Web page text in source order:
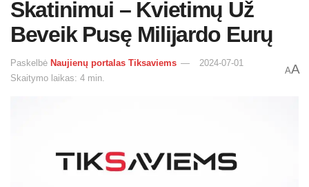
Skatinimui – Kvietimų Už
Beveik Pusę Milijardo Eurų
Paskelbė Naujienų portalas Tiksaviems
2024-07-01
Skaitymo laikas: 4 min.
AA